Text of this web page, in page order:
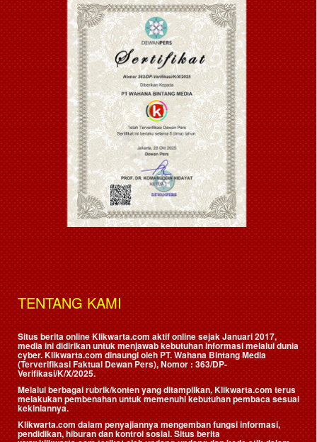
TENTANG KAMI
Situs berita online Klikwarta.com aktif online sejak Januari 2017,
media ini didirikan untuk menjawab kebutuhan informasi melalui dunia
cyber. Klikwarta.com dinaungi oleh PT. Wahana Bintang Media
(Terverifikasi Faktual Dewan Pers), Nomor : 363/DP-
Verifikasi/K/X/2025.
Melalui berbagai rubrik/konten yang ditampilkan, Klikwarta.com terus
melakukan pembenahan untuk memenuhi kebutuhan pembaca sesuai
kekiniannya.
Klikwarta.com dalam penyajiannya mengemban fungsi informasi,
pendidikan, hiburan dan kontrol sosial. Situs berita